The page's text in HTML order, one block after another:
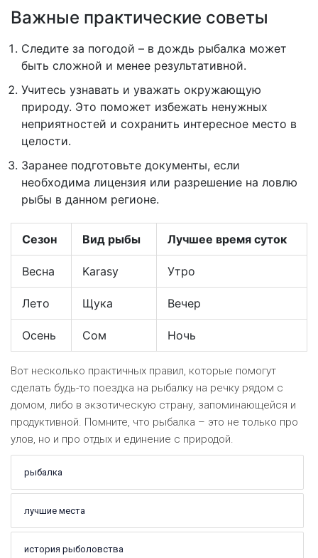
Важные практические советы
Следите за погодой – в дождь рыбалка может
быть сложной и менее результативной.
Учитесь узнавать и уважать окружающую
природу. Это поможет избежать ненужных
неприятностей и сохранить интересное место в
целости.
Заранее подготовьте документы, если
необходима лицензия или разрешение на ловлю
рыбы в данном регионе.
Сезон Вид рыбы Лучшее время суток
Весна Karasy Утро
Лето Щука Вечер
Осень Сом Ночь
Вот несколько практичных правил, которые помогут
сделать будь-то поездка на рыбалку на речку рядом с
домом, либо в экзотическую страну, запоминающейся и
продуктивной. Помните, что рыбалка – это не только про
улов, но и про отдых и единение с природой.
рыбалка
лучшие места
история рыболовства